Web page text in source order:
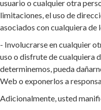
usuario o cualquier otra
limitaciones, el uso de
asociados con cualquiera de
- Involucrarse en cualquier
uso o disfrute de cualquiera
determinemos, pueda
Web o exponerlos a
Adicionalmente, usted